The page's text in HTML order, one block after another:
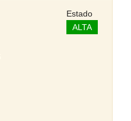
Estado
ALTA